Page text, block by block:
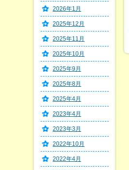
2026年1月
2025年12月
2025年11月
2025年10月
2025年9月
2025年8月
2025年4月
2023年4月
2023年3月
2022年10月
2022年4月